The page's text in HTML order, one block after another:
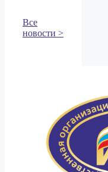
Все
новости >